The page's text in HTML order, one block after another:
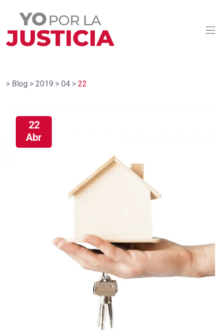
> Blog > 2019 > 04 > 22
22
Abr